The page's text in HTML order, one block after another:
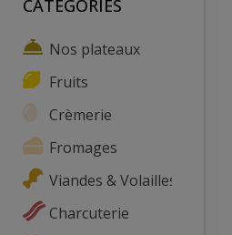
CATEGORIES
Nos plateaux
Fruits
Crèmerie
Fromages
Viandes & Volailles
Charcuterie